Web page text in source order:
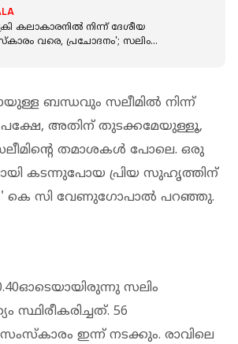
കലാകാരനിൽ നിന്ന് ദേശീയ
വരെ, പ്രചോദനം'; സലിം
ബന്ധവും സലീമില്‍ നിന്ന്
അതിന് തുടക്കമേയുള്ളൂ,
തമാശകള്‍ പോലെ. ഒരു
കടന്നുപോയ പ്രിയ സുഹൃത്തിന്
കെ സി വേണുഗോപാല്‍ പറഞ്ഞു.
സലിം
സ്ഥിരീകരിച്ചത്. 56
ഇന്ന് നടക്കും. രാവിലെ